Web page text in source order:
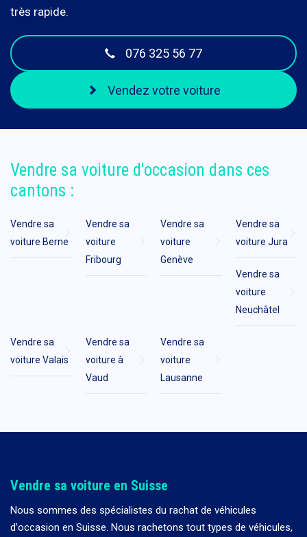
très rapide.
076 325 56 77
Vendez votre voiture
Vendre sa voiture d'occasion dans ces
cantons :
Vendre sa
voiture Berne
Vendre sa
voiture
Fribourg
Vendre sa
voiture
Genève
Vendre sa
voiture Jura
Vendre sa
voiture
Neuchâtel
Vendre sa
voiture Valais
Vendre sa
voiture à
Vaud
Vendre sa
voiture
Lausanne
Vendre sa voiture en Suisse
Nous sommes des spécialistes du rachat de véhicules
d’occasion en Suisse. Nous rachetons tout types de véhicules,